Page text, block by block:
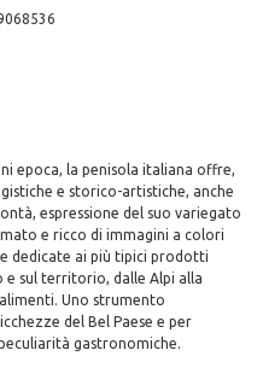
epoca, la penisola italiana offre,
e storico-artistiche, anche
espressione del suo variegato
e ricco di immagini a colori
dedicate ai più tipici prodotti
e sul territorio, dalle Alpi alla
Uno strumento
del Bel Paese e per
gastronomiche.